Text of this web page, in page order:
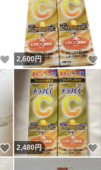
いいね！
2,600円
いいね！
2,480円